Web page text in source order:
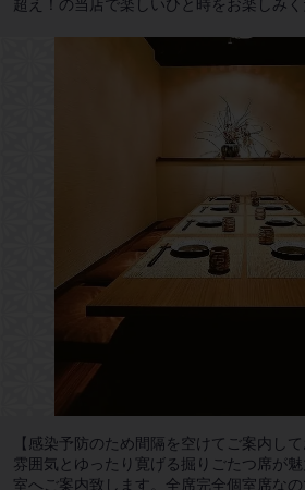
超え！の当店で楽しいひと時をお楽しみく
【感染予防のため間隔を空けてご案内し
雰囲気とゆったり寛げる掘りごたつ席が
室へご案内致します。全席完全個室席な